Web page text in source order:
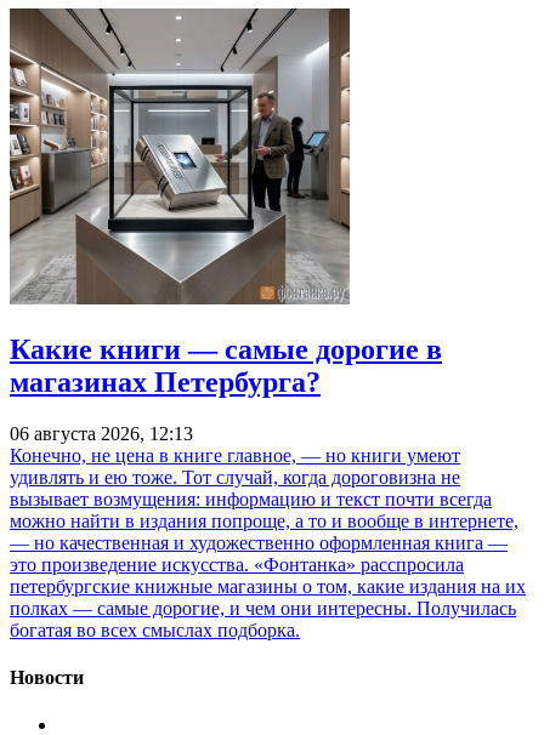
Какие книги — самые дорогие в
магазинах Петербурга?
06 августа 2026, 12:13
Конечно, не цена в книге главное, — но книги умеют
удивлять и ею тоже. Тот случай, когда дороговизна не
вызывает возмущения: информацию и текст почти всегда
можно найти в издания попроще, а то и вообще в интернете,
— но качественная и художественно оформленная книга —
это произведение искусства. «Фонтанка» расспросила
петербургские книжные магазины о том, какие издания на их
полках — самые дорогие, и чем они интересны. Получилась
богатая во всех смыслах подборка.
Новости